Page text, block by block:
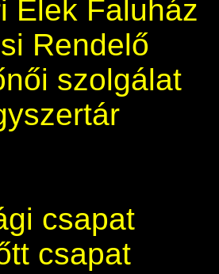
Elek Faluház
Rendelő
szolgálat
csapat
csapat